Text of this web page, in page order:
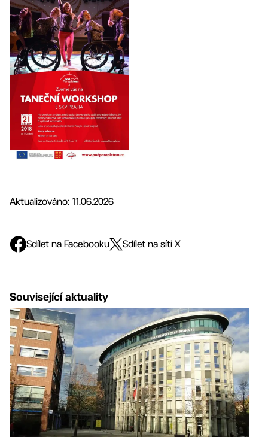
Aktualizováno: 11.06.2026
Sdílet na Facebooku Sdílet na síti X
Související aktuality